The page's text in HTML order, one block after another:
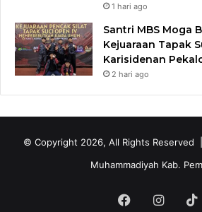
1 hari ago
Santri MBS Moga
Kejuaraan Tapak
Karisidenan
2 hari ago
© Copyright 2026, All Rights Reserved |
Muhammadiyah Kab.
Facebook